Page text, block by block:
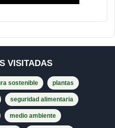
VISITADAS
sostenible plantas
seguridad alimentaria
medio ambiente